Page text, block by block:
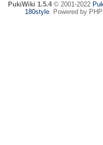
PukiWiki 1.5.4© 2001-2022
180style. Powered by